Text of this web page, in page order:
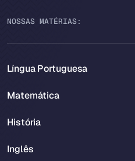
NOSSAS MATÉRIAS:
Língua Portuguesa
Matemática
História
Inglês